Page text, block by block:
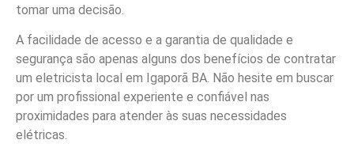
tomar uma decisão.
A facilidade de acesso e a garantia de qualidade e
segurança são apenas alguns dos benefícios de contratar
um eletricista local em Igaporã BA. Não hesite em buscar
por um profissional experiente e confiável nas
proximidades para atender às suas necessidades
elétricas.